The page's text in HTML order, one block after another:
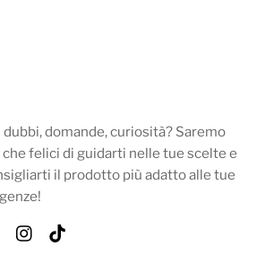
dubbi, domande, curiosità? Saremo
che felici di guidarti nelle tue scelte e
il prodotto più adatto alle tue
FacebookInstagram